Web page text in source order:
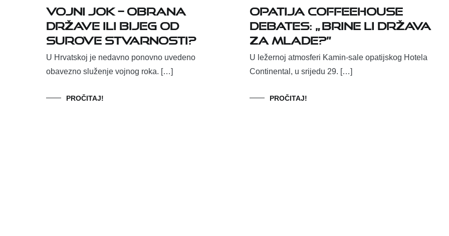
VOJNI JOK – OBRANA
DRŽAVE ILI BIJEG OD
SUROVE STVARNOSTI?
U Hrvatskoj je nedavno ponovno uvedeno
obavezno služenje vojnog roka. […]
PROČITAJ!
Opatija Coffeehouse
Debates: „ Brine li država
za mlade?”
U ležernoj atmosferi Kamin-sale opatijskog Hotela
Continental, u srijedu 29. […]
PROČITAJ!